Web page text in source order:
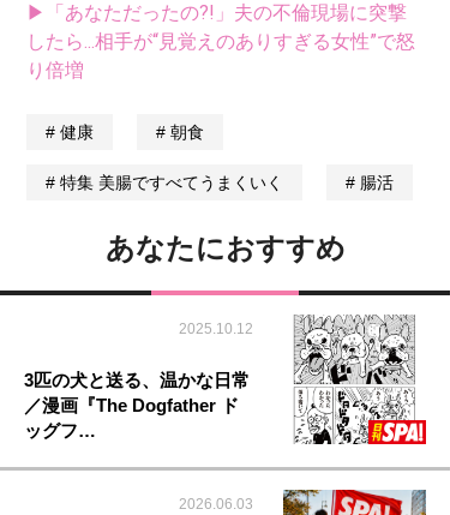
▶「あなただったの?!」夫の不倫現場に突撃
したら...相手が“見覚えのありすぎる女性”で怒
り倍増
健康 朝食
特集 美腸ですべてうまくいく 腸活
あなたにおすすめ
2025.10.12
3匹の犬と送る、温かな日常
／漫画『The Dogfather ド
ッグフ…
2026.06.03